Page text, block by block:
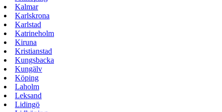
Kalmar
Karlskrona
Karlstad
Katrineholm
Kiruna
Kristianstad
Kungsbacka
Kungälv
Köping
Laholm
Leksand
Lidingö